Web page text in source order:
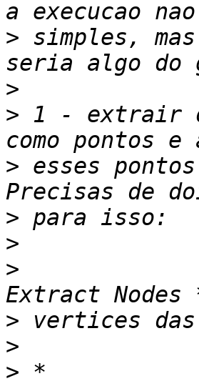
> simples,
>
> 1 - extrair
> esses
>
>
>
>
>
> *